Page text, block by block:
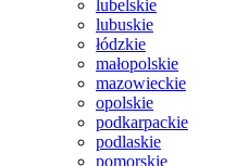
lubelskie
lubuskie
łódzkie
małopolskie
mazowieckie
opolskie
podkarpackie
podlaskie
pomorskie